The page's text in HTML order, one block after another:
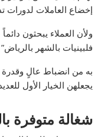
إخضاع العاملات لدورات
ولأن العملاء يبحثون
فلبينيات بالشهر
به من انضباط عالٍ وقدرة
يجعلهن الخيار الأول
شغالة متوفرة